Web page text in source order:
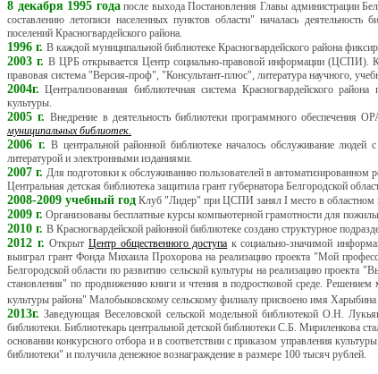
8 декабря 1995 годапосле выхода Постановления Главы администрации
составлению летописи населенных пунктов области" началась
поселений Красногвардейского района.
1996 г. В каждой муниципальной библиотеке Красногвардейского района
2003 г. В ЦРБ открывается Центр социально-правовой информации (ЦСПИ). К
правовая система "Версия-проф", "Консультант-плюс", литература научного,
2004г. Централизованная библиотечная система Красногвардейского
культуры.
2005 г.Внедрение в деятельность библиотеки программного обеспечения
муниципальных библиотек.
2006 г. В центральной районной библиотеке началось обслуживание людей
литературой и электронными изданиями.
2007 г. Для подготовки к обслуживанию пользователей в автоматизированном
Центральная детская библиотека защитила грант губернатора Белгородской
2008-2009 учебный год Клуб "Лидер" при ЦСПИ занял I место в областном
2009 г. Организованы бесплатные курсы компьютерной грамотности для
2010 г. В Красногвардейской районной библиотеке создано структурное
2012 г.Открыт Центр общественного доступа к социально-значимой
выиграл грант Фонда Михаила Прохорова на реализацию проекта "Мой
Белгородской области по развитию сельской культуры на реализацию
становления" по продвижению книги и чтения в подростковой среде. Решением
культуры района" Малобыковскому сельскому филиалу присвоено имя
2013г. Заведующая Веселовской сельской модельной библиотекой О.Н.
библиотеки. Библиотекарь центральной детской библиотеки С.Б. Мириленкова
основании конкурсного отбора и в соответствии с приказом управления
библиотеки" и получила денежное вознаграждение в размере 100 тысяч рублей.